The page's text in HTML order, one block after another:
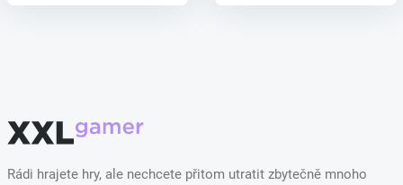
Rádi hrajete hry, ale nechcete přitom utratit zbytečně mnoho